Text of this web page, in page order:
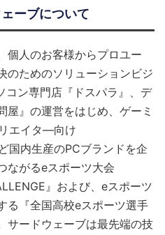
ーブについて
個人のお客様からプロユー
のためのソリューションビジ
コン専門店『ドスパラ』、デ
屋』の運営をはじめ、ゲーミ
エイタ―向け
国内生産のPCブランドを企
ながるeスポーツ大会
』および、eスポーツ
る『全国高校eスポーツ選手
サードウェーブは最先端の技